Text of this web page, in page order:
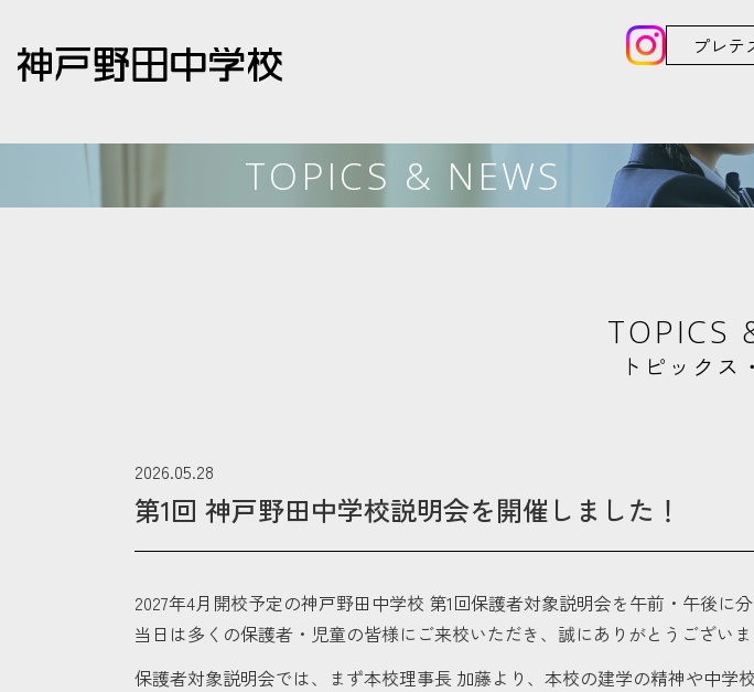
プレテ
TOPICS & NEWS
TOPICS
トピックス
2026.05.28
第1回 神戸野田中学校説明会を開催しました！
2027年4月開校予定の神戸野田中学校 第1回保護者対象説明会を午前・午後に
当日は多くの保護者・児童の皆様にご来校いただき、誠にありがとうございま
保護者対象説明会では、まず本校理事長 加藤より、本校の建学の精神や中